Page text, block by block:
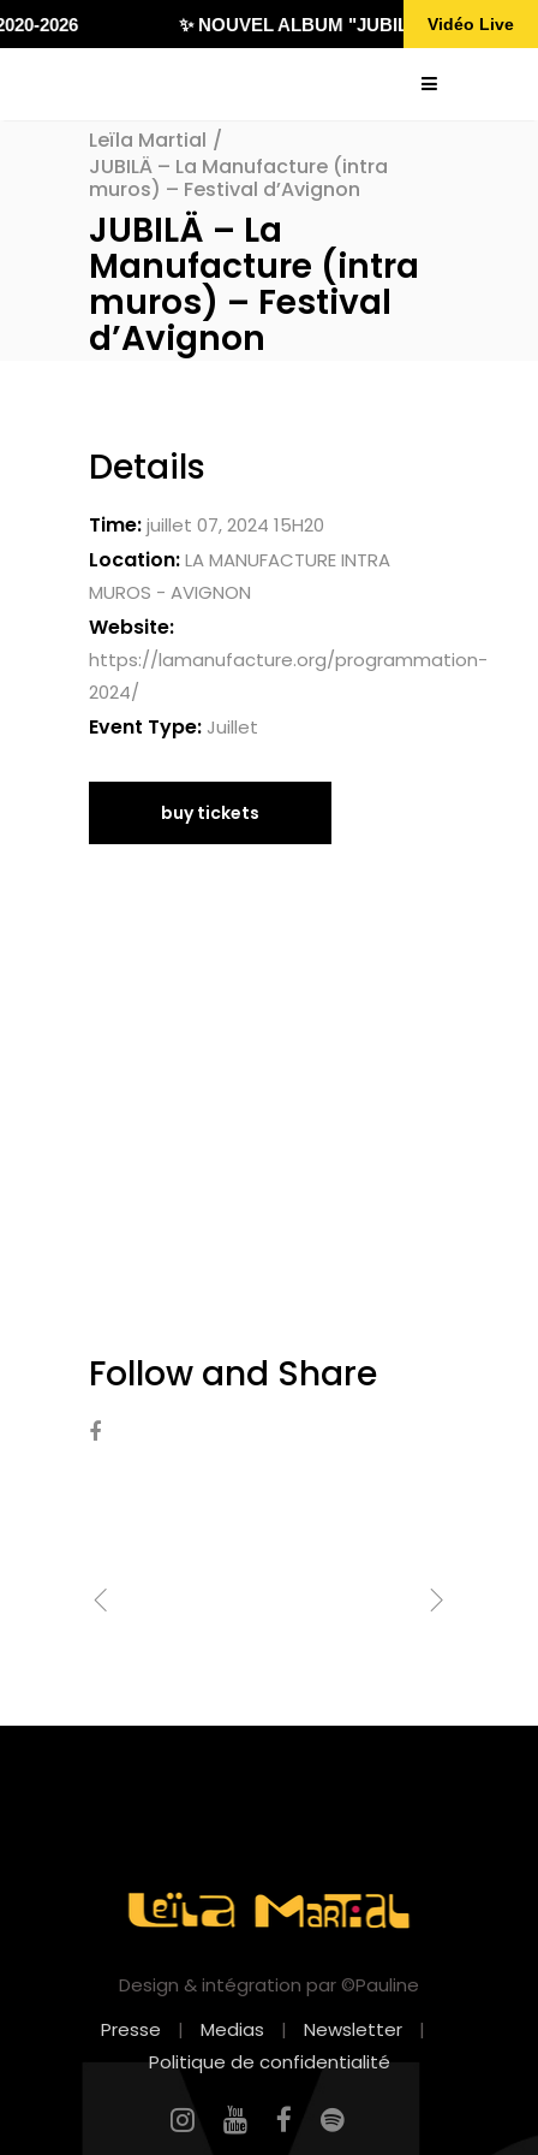
2026 ✨ NOUVEL ALBUM "JUBILÄ 432"Vidéo Live
Leïla Martial /
JUBILÄ – La Manufacture (intra
muros) – Festival d’Avignon
JUBILÄ – La
Manufacture (intra
muros) – Festival
d’Avignon
Details
Time:juillet 07, 2024 15H20
Location:LA MANUFACTURE INTRA
MUROS - AVIGNON
Website:
https://lamanufacture.org/programmation-
2024/
Event Type: Juillet
buy tickets
Follow and Share
Design & intégration par ©Pauline
Presse
| Medias | Newsletter
|
Politique de confidentialité